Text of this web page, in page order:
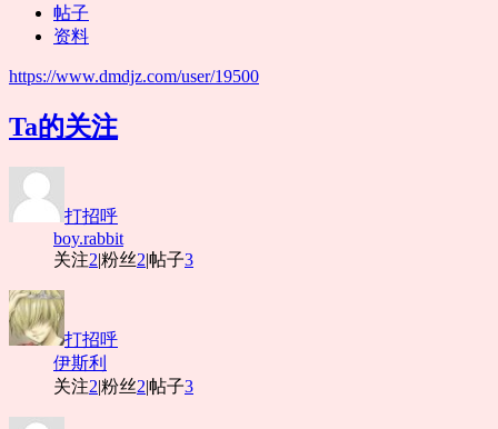
帖子
资料
https://www.dmdjz.com/user/19500
Ta的关注
打招呼
boy.rabbit
关注2|粉丝2|帖子3
打招呼
伊斯利
关注2|粉丝2|帖子3